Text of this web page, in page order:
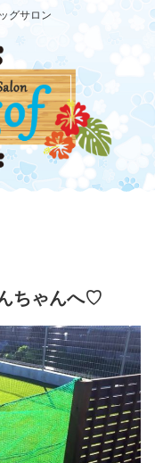
グサロン
ちゃんへ♡